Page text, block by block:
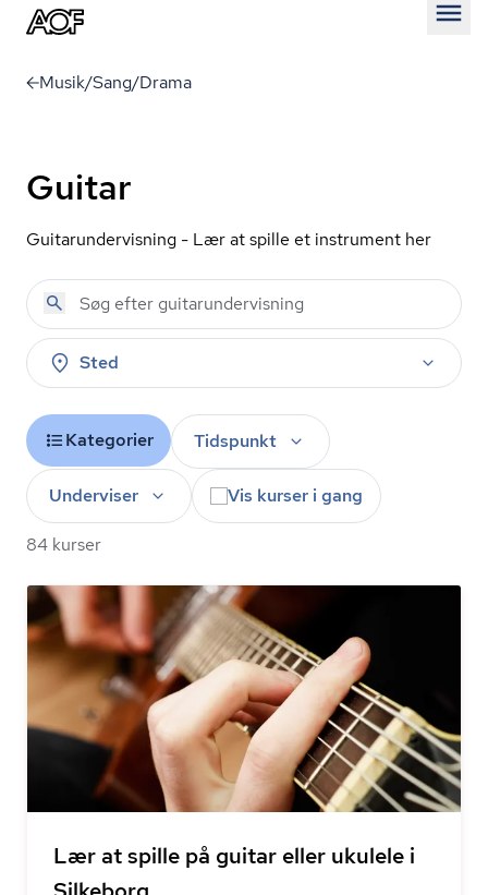
Musik/Sang/Drama
Guitar
Gu­i­tarun­der­vis­ning - Lær at spille et instrument her
Sted
Kategorier Tidspunkt
Underviser Vis kurser i gang
84 kurser
Lær at spille på guitar eller ukulele i